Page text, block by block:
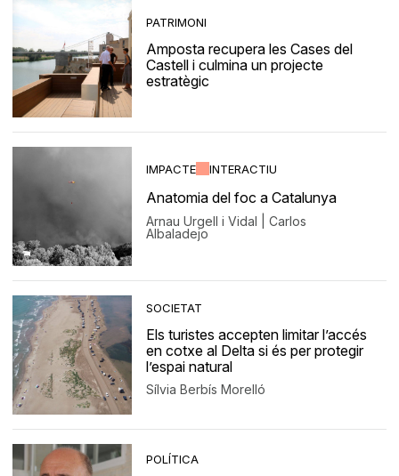
PATRIMONI
Amposta recupera les Cases del
Castell i culmina un projecte
estratègic
IMPACTE INTERACTIU
Anatomia del foc a Catalunya
Arnau Urgell i Vidal | Carlos
Albaladejo
SOCIETAT
Els turistes accepten limitar l’accés
en cotxe al Delta si és per protegir
l’espai natural
Sílvia Berbís Morelló
POLÍTICA